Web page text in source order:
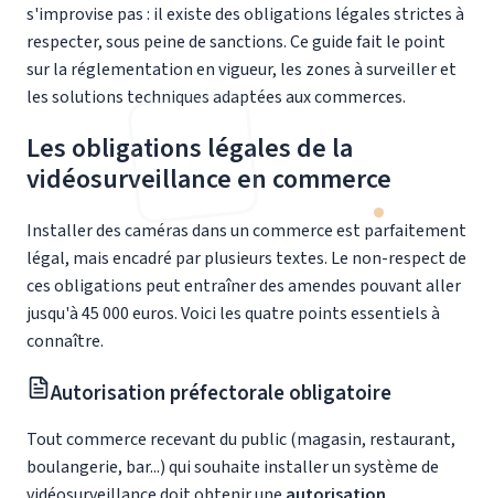
s'improvise pas : il existe des obligations légales strictes à
respecter, sous peine de sanctions. Ce guide fait le point
sur la réglementation en vigueur, les zones à surveiller et
les solutions techniques adaptées aux commerces.
Les obligations légales de la
vidéosurveillance en commerce
Installer des caméras dans un commerce est parfaitement
légal, mais encadré par plusieurs textes. Le non-respect de
ces obligations peut entraîner des amendes pouvant aller
jusqu'à 45 000 euros. Voici les quatre points essentiels à
connaître.
Autorisation préfectorale obligatoire
Tout commerce recevant du public (magasin, restaurant,
boulangerie, bar...) qui souhaite installer un système de